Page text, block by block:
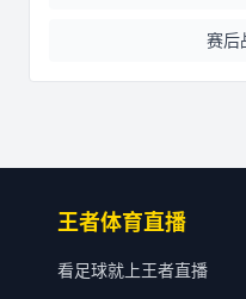
赛后
王者体育直播
看足球就上王者直播